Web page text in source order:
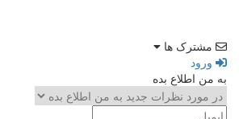
مشترک ها
ورود
به من اطلاع بده